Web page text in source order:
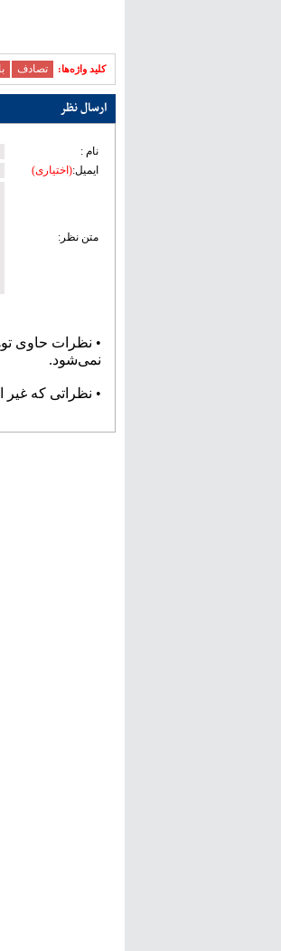
کلید ‫واژه‌ها: تصادف
ارسال نظر
نام :
ایمیل:(اختیاری)
متن نظر:
• نظرات حاوی
نمی‌شود.
• نظراتی که غیر